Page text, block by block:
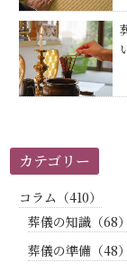
カテゴリー
コラム（410）
葬儀の知識（68）
葬儀の準備（48）